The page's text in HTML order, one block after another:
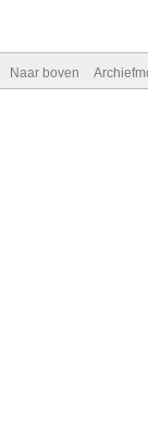
Naar boven